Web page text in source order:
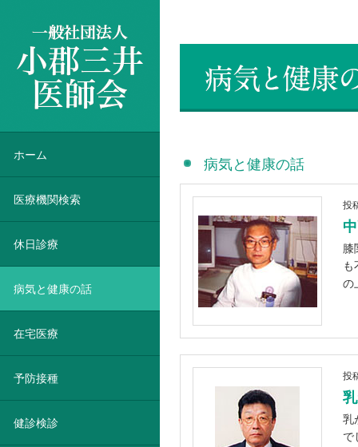
病気と健康の話
投
膝
も
の
投
乳
で
ホーム
医療機関検索
休日診療
病気と健康の話
在宅医療
予防接種
健診検診